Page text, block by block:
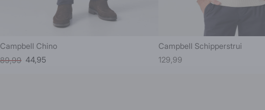
Campbell Chino
89,99 44,95
Campbell Schipperstrui
129,99